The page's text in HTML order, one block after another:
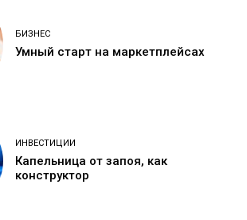
БИЗНЕС
Умный старт на маркетплейсах
ИНВЕСТИЦИИ
Капельница от запоя, как
конструктор